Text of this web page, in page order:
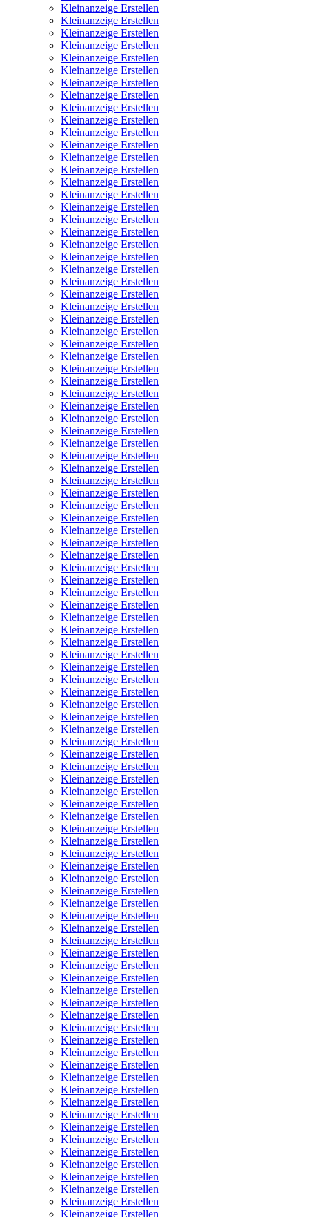
Kleinanzeige Erstellen
Kleinanzeige Erstellen
Kleinanzeige Erstellen
Kleinanzeige Erstellen
Kleinanzeige Erstellen
Kleinanzeige Erstellen
Kleinanzeige Erstellen
Kleinanzeige Erstellen
Kleinanzeige Erstellen
Kleinanzeige Erstellen
Kleinanzeige Erstellen
Kleinanzeige Erstellen
Kleinanzeige Erstellen
Kleinanzeige Erstellen
Kleinanzeige Erstellen
Kleinanzeige Erstellen
Kleinanzeige Erstellen
Kleinanzeige Erstellen
Kleinanzeige Erstellen
Kleinanzeige Erstellen
Kleinanzeige Erstellen
Kleinanzeige Erstellen
Kleinanzeige Erstellen
Kleinanzeige Erstellen
Kleinanzeige Erstellen
Kleinanzeige Erstellen
Kleinanzeige Erstellen
Kleinanzeige Erstellen
Kleinanzeige Erstellen
Kleinanzeige Erstellen
Kleinanzeige Erstellen
Kleinanzeige Erstellen
Kleinanzeige Erstellen
Kleinanzeige Erstellen
Kleinanzeige Erstellen
Kleinanzeige Erstellen
Kleinanzeige Erstellen
Kleinanzeige Erstellen
Kleinanzeige Erstellen
Kleinanzeige Erstellen
Kleinanzeige Erstellen
Kleinanzeige Erstellen
Kleinanzeige Erstellen
Kleinanzeige Erstellen
Kleinanzeige Erstellen
Kleinanzeige Erstellen
Kleinanzeige Erstellen
Kleinanzeige Erstellen
Kleinanzeige Erstellen
Kleinanzeige Erstellen
Kleinanzeige Erstellen
Kleinanzeige Erstellen
Kleinanzeige Erstellen
Kleinanzeige Erstellen
Kleinanzeige Erstellen
Kleinanzeige Erstellen
Kleinanzeige Erstellen
Kleinanzeige Erstellen
Kleinanzeige Erstellen
Kleinanzeige Erstellen
Kleinanzeige Erstellen
Kleinanzeige Erstellen
Kleinanzeige Erstellen
Kleinanzeige Erstellen
Kleinanzeige Erstellen
Kleinanzeige Erstellen
Kleinanzeige Erstellen
Kleinanzeige Erstellen
Kleinanzeige Erstellen
Kleinanzeige Erstellen
Kleinanzeige Erstellen
Kleinanzeige Erstellen
Kleinanzeige Erstellen
Kleinanzeige Erstellen
Kleinanzeige Erstellen
Kleinanzeige Erstellen
Kleinanzeige Erstellen
Kleinanzeige Erstellen
Kleinanzeige Erstellen
Kleinanzeige Erstellen
Kleinanzeige Erstellen
Kleinanzeige Erstellen
Kleinanzeige Erstellen
Kleinanzeige Erstellen
Kleinanzeige Erstellen
Kleinanzeige Erstellen
Kleinanzeige Erstellen
Kleinanzeige Erstellen
Kleinanzeige Erstellen
Kleinanzeige Erstellen
Kleinanzeige Erstellen
Kleinanzeige Erstellen
Kleinanzeige Erstellen
Kleinanzeige Erstellen
Kleinanzeige Erstellen
Kleinanzeige Erstellen
Kleinanzeige Erstellen
Kleinanzeige Erstellen